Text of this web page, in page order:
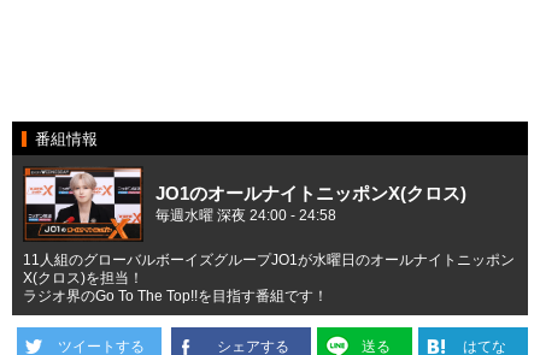
番組情報
JO1のオールナイトニッポンX(クロス)
毎週水曜 深夜 24:00 - 24:58
11人組のグローバルボーイズグループJO1が水曜日のオールナイトニッポン
X(クロス)を担当！
ラジオ界のGo To The Top!!を目指す番組です！
ツイートする シェアする 送る はてな